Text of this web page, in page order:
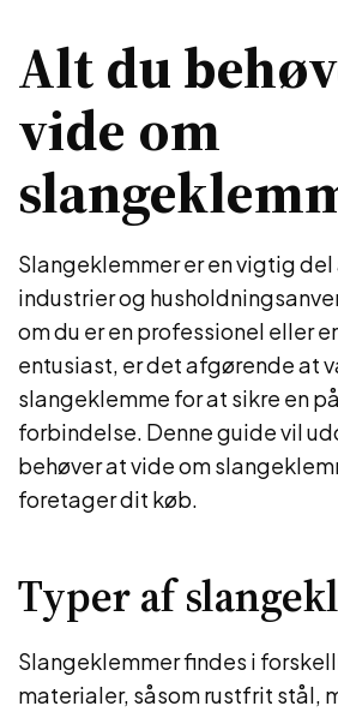
Alt du
vide om
Slangeklemmer er en vigtig
industrier og
om du er en professionel eller
entusiast, er det afgørende at
slangeklemme for at sikre en
forbindelse. Denne guide vil
behøver at vide om
foretager dit køb.
Typer af
Slangeklemmer findes i
materialer, såsom rustfrit stål,